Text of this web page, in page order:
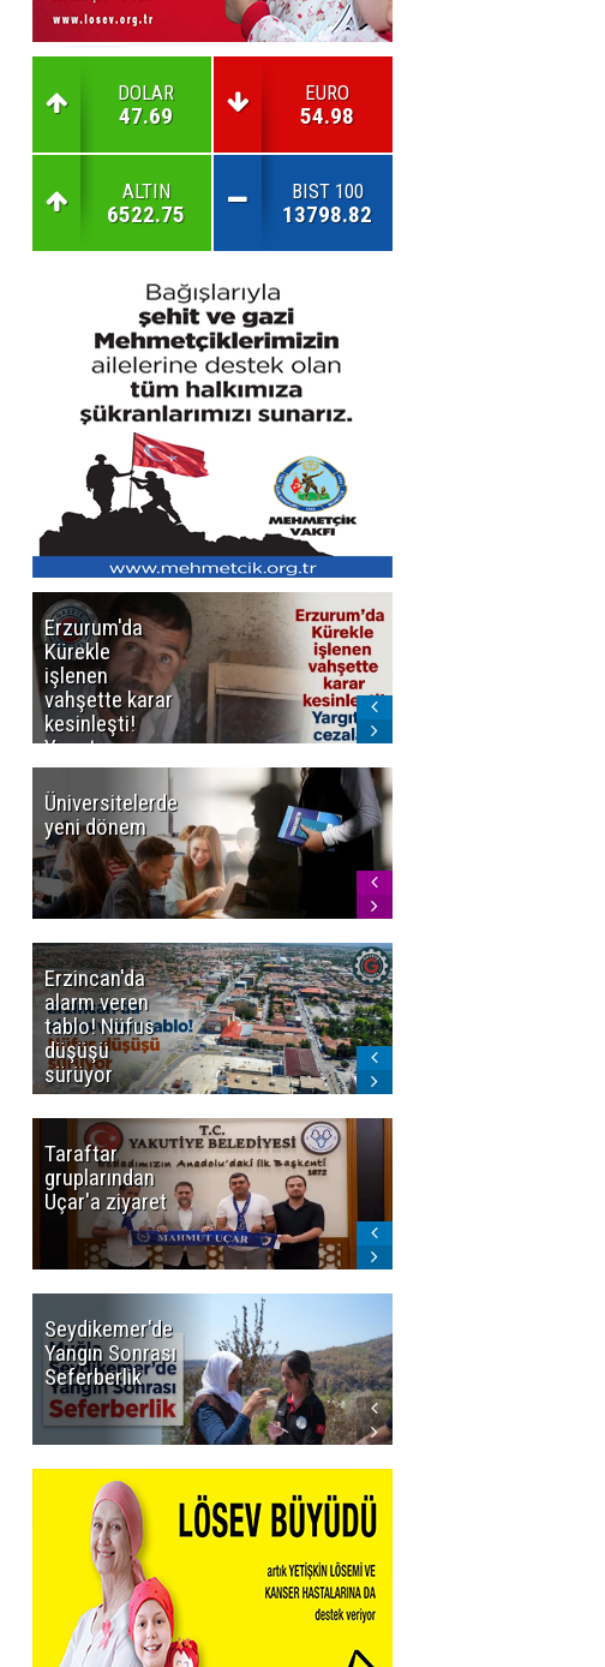
DOLAR
47.69
EURO
54.98
ALTIN
6522.75
BIST 100
13798.82
Erzurum'da
Kürekle
işlenen
vahşette karar
kesinleşti!
Yargıtay
cezaları onadı
Üniversitelerde
yeni dönem
Erzincan'da
alarm veren
tablo! Nüfus
düşüşü
sürüyor
Taraftar
gruplarından
Uçar'a ziyaret
Seydikemer'de
Yangın Sonrası
Seferberlik